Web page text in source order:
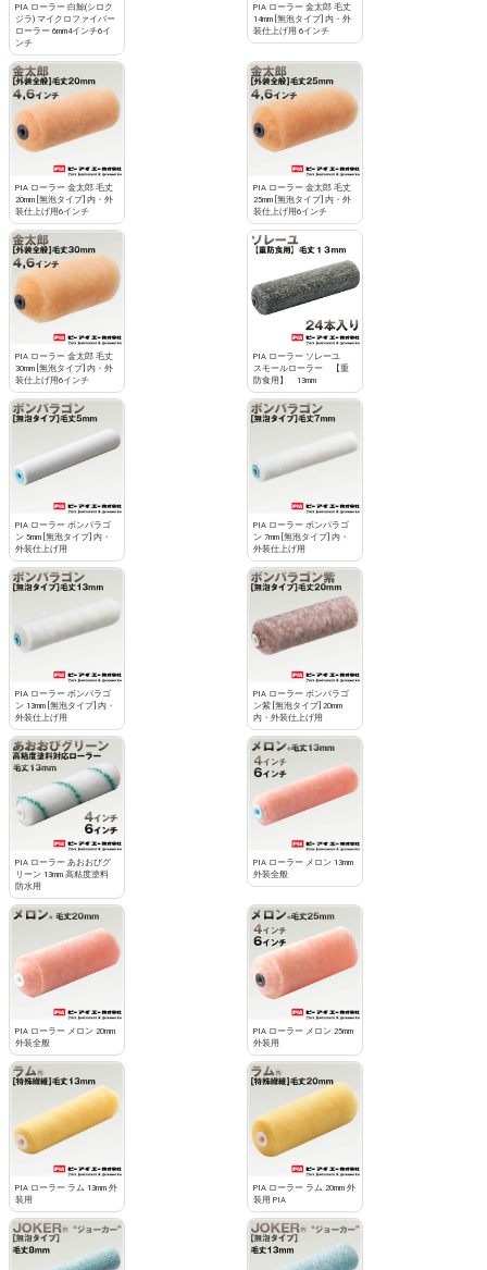
PIA ローラー 白鯨(シロク
ジラ) マイクロファイバー
ローラー 6mm4インチ6イ
ンチ
PIA ローラー 金太郎 毛丈
14mm [無泡タイプ] 内・外
装仕上げ用 6インチ
PIA ローラー 金太郎 毛丈
20mm [無泡タイプ] 内・外
装仕上げ用6インチ
PIA ローラー 金太郎 毛丈
25mm [無泡タイプ] 内・外
装仕上げ用6インチ
PIA ローラー 金太郎 毛丈
30mm [無泡タイプ] 内・外
装仕上げ用6インチ
PIA ローラー ソレーユ
スモールローラー 【重
防食用】 13mm
PIA ローラー ボンパラゴ
ン 5mm [無泡タイプ] 内・
外装仕上げ用
PIA ローラー ボンパラゴ
ン 7mm [無泡タイプ] 内・
外装仕上げ用
PIA ローラー ボンパラゴ
ン 13mm [無泡タイプ] 内・
外装仕上げ用
PIA ローラー ボンパラゴ
ン紫 [無泡タイプ] 20mm
内・外装仕上げ用
PIA ローラー あおおびグ
リーン 13mm 高粘度塗料
防水用
PIA ローラー メロン 13mm
外装全般
PIA ローラー メロン 20mm
外装全般
PIA ローラー メロン 25mm
外装用
PIA ローラー ラム 13mm 外
装用
PIA ローラー ラム 20mm 外
装用 PIA